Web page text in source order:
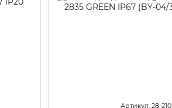
Артикул: 28-210